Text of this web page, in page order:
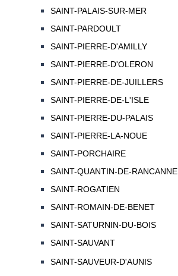
SAINT-PALAIS-SUR-MER
SAINT-PARDOULT
SAINT-PIERRE-D'AMILLY
SAINT-PIERRE-D'OLERON
SAINT-PIERRE-DE-JUILLERS
SAINT-PIERRE-DE-L'ISLE
SAINT-PIERRE-DU-PALAIS
SAINT-PIERRE-LA-NOUE
SAINT-PORCHAIRE
SAINT-QUANTIN-DE-RANCANNE
SAINT-ROGATIEN
SAINT-ROMAIN-DE-BENET
SAINT-SATURNIN-DU-BOIS
SAINT-SAUVANT
SAINT-SAUVEUR-D'AUNIS